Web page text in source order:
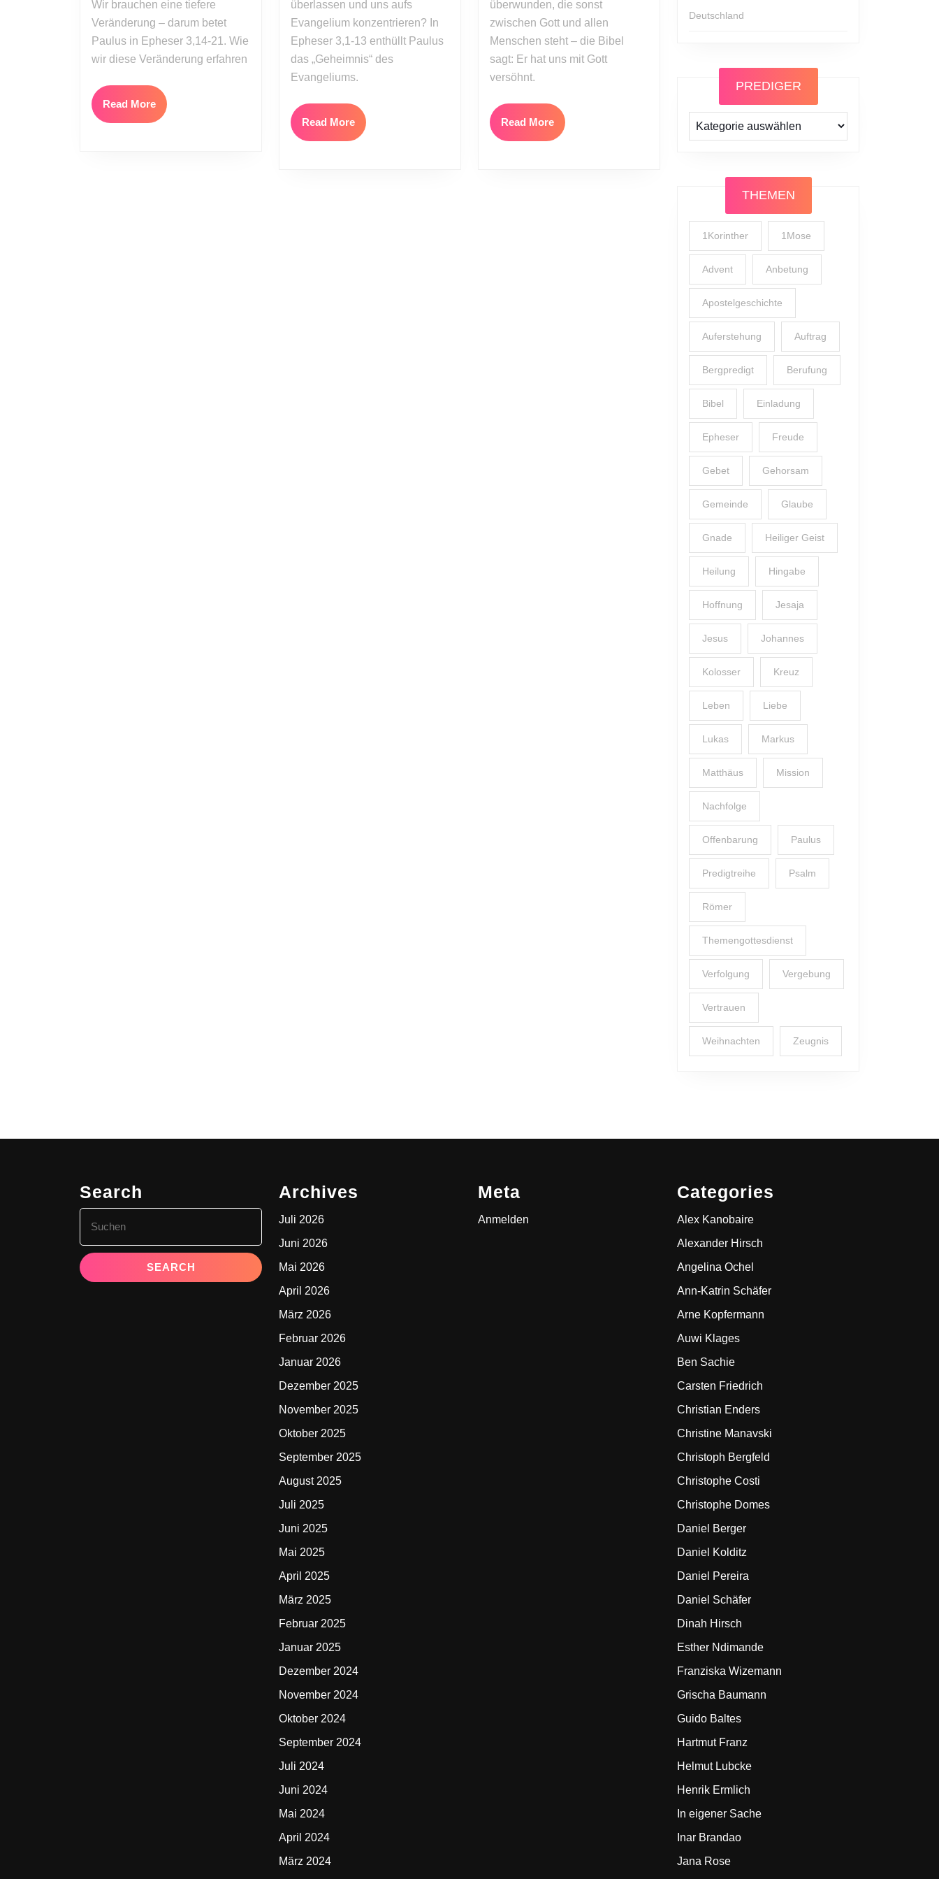
Wir brauchen eine tiefere
Veränderung – darum betet
Paulus in Epheser 3,14-21. Wie
wir diese Veränderung erfahren
Read MoreRead
More
überlassen und uns aufs
Evangelium konzentrieren? In
Epheser 3,1-13 enthüllt Paulus
das „Geheimnis“ des
Evangeliums.
Read MoreRead
More
überwunden, die sonst
zwischen Gott und allen
Menschen steht – die Bibel
sagt: Er hat uns mit Gott
versöhnt.
Read MoreRead
More
Deutschland
PREDIGER
Prediger
THEMEN
1Korinther 1Mose
Advent Anbetung
Apostelgeschichte
Auferstehung Auftrag
Bergpredigt Berufung
Bibel Einladung
Epheser Freude
Gebet Gehorsam
Gemeinde Glaube
Gnade Heiliger Geist
Heilung Hingabe
Hoffnung Jesaja
Jesus Johannes
Kolosser Kreuz
Leben Liebe
Lukas Markus
Matthäus Mission
Nachfolge
Offenbarung Paulus
Predigtreihe Psalm
Römer
Themengottesdienst
Verfolgung Vergebung
Vertrauen
Weihnachten Zeugnis
Search
for:
Archives
Juli 2026
Juni 2026
Mai 2026
April 2026
März 2026
Februar 2026
Januar 2026
Dezember 2025
November 2025
Oktober 2025
September 2025
August 2025
Juli 2025
Juni 2025
Mai 2025
April 2025
März 2025
Februar 2025
Januar 2025
Dezember 2024
November 2024
Oktober 2024
September 2024
Juli 2024
Juni 2024
Mai 2024
April 2024
März 2024
Meta
Anmelden
Categories
Alex Kanobaire
Alexander Hirsch
Angelina Ochel
Ann-Katrin Schäfer
Arne Kopfermann
Auwi Klages
Ben Sachie
Carsten Friedrich
Christian Enders
Christine Manavski
Christoph Bergfeld
Christophe Costi
Christophe Domes
Daniel Berger
Daniel Kolditz
Daniel Pereira
Daniel Schäfer
Dinah Hirsch
Esther Ndimande
Franziska Wizemann
Grischa Baumann
Guido Baltes
Hartmut Franz
Helmut Lubcke
Henrik Ermlich
In eigener Sache
Inar Brandao
Jana Rose